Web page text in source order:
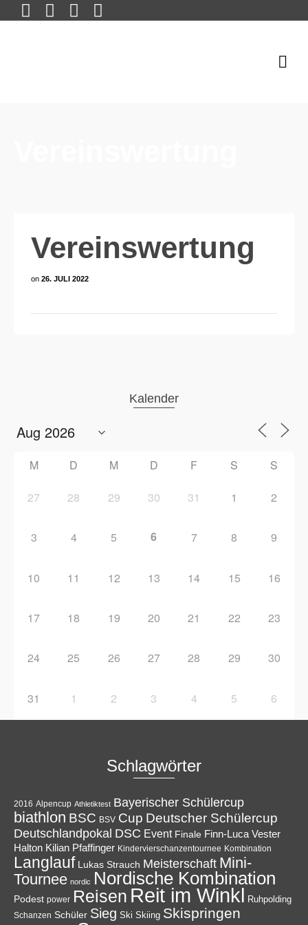
Vereinswertung
on 26. JULI 2022
Kalender
M D M D F S S
27 28 29 30 31 1 2
3 4 5 6 7 8 9
10 11 12 13 14 15 16
17 18 19 20 21 22 23
24 25 26 27 28 29 30
31 1 2 3 4 5 6
Schlagwörter
2016 Alpencup Athletiktest Bayerischer Schülercup
biathlon BSC BSV Cup Deutscher Schülercup
Deutschlandpokal DSC Event Finale Finn-Luca Vester
Halton Kilian Pfaffinger Kindervierschanzentournee Kombination
Langlauf Lukas Strauch Meisterschaft Mini-
Tournee nordic Nordische Kombination
Podest power Reisen Reit im Winkl Ruhpolding
Schanzen Schüler Sieg Ski Skiing Skispringen